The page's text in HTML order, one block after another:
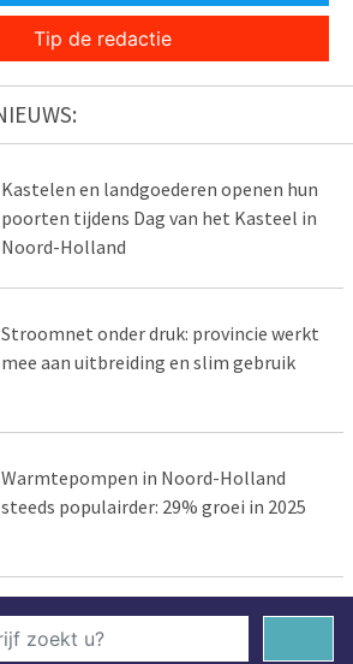
Tip de redactie
Kastelen en landgoederen openen hun
poorten tijdens Dag van het Kasteel in
Noord-Holland
Stroomnet onder druk: provincie werkt
mee aan uitbreiding en slim gebruik
Warmtepompen in Noord-Holland
steeds populairder: 29% groei in 2025